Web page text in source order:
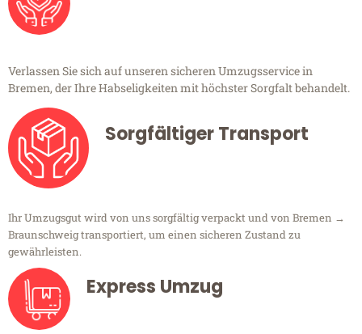
Verlassen Sie sich auf unseren sicheren Umzugsservice in
Bremen, der Ihre Habseligkeiten mit höchster Sorgfalt behandelt.
Sorgfältiger Transport
Ihr Umzugsgut wird von uns sorgfältig verpackt und von Bremen →
Braunschweig transportiert, um einen sicheren Zustand zu
gewährleisten.
Express Umzug